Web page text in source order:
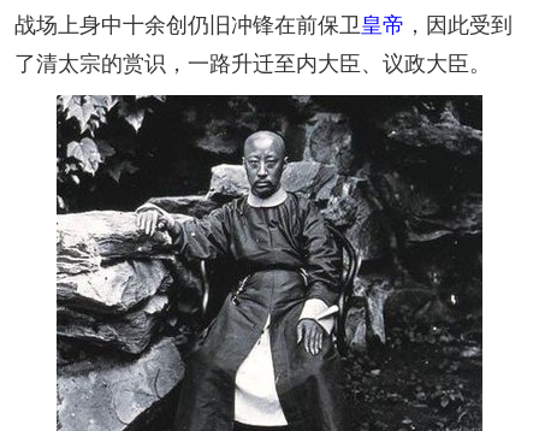
战场上身中十余创仍旧冲锋在前保卫皇帝 ，因此受到
了清太宗的赏识，一路升迁至内大臣、议政大臣。